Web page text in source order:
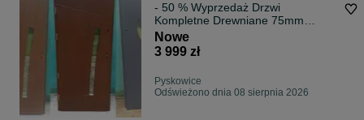
- 50 % Wyprzedaż Drzwi
Kompletne Drewniane 75mm
Zewnętrzne 100/101/102 x
207/208/209/210 Orzech
Winchester Ciemny Dąb Złoty Dąb
Nowe
3 999 zł
Pyskowice
Odświeżono dnia 08 sierpnia 2026